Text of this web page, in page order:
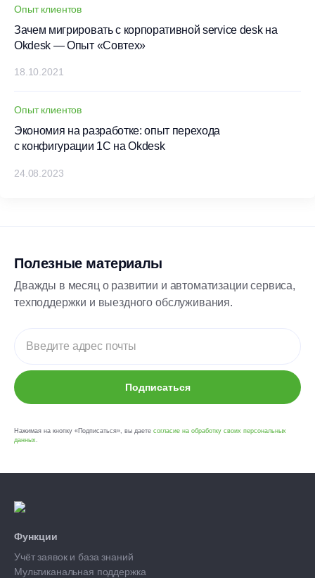
Опыт клиентов
Зачем мигрировать с корпоративной service desk на
Okdesk — Опыт «Совтех»
18.10.2021
Опыт клиентов
Экономия на разработке: опыт перехода
с конфигурации 1С на Okdesk
24.08.2023
Полезные материалы
Дважды в месяц о развитии и автоматизации сервиса,
техподдержки и выездного обслуживания.
Подписаться
Нажимая на кнопку «Подписаться», вы даете согласие на обработку своих персональных
данных.
Функции
Учёт заявок и база знаний
Мультиканальная поддержка